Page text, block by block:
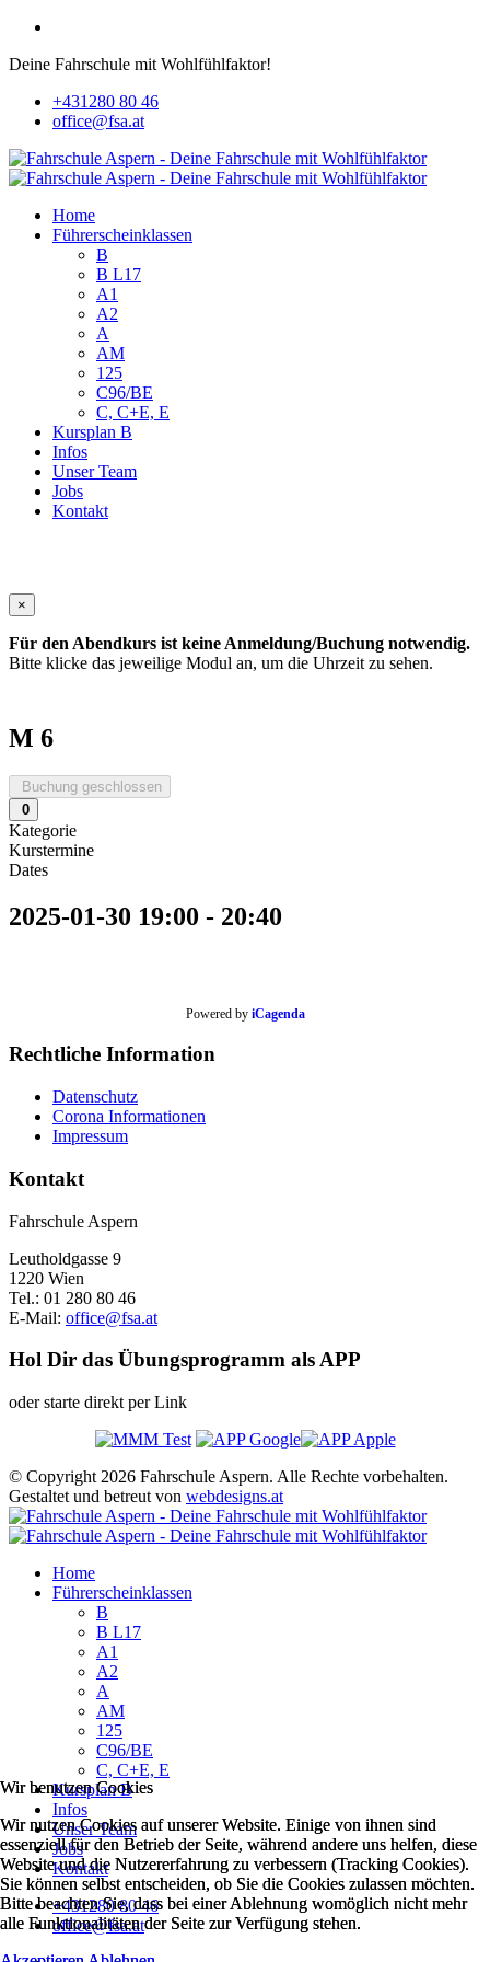
Deine Fahrschule mit Wohlfühlfaktor!
+431280 80 46
office@fsa.at
Home
Führerscheinklassen
B
B L17
A1
A2
A
AM
125
C96/BE
C, C+E, E
Kursplan B
Infos
Unser Team
Jobs
Kontakt
×
Für den Abendkurs ist keine Anmeldung/Buchung notwendig.
Bitte klicke das jeweilige Modul an, um die Uhrzeit zu sehen.
M 6
Buchung geschlossen
0
Kategorie
Kurstermine
Dates
2025-01-30 19:00 - 20:40
Powered by iCagenda
Rechtliche Information
Datenschutz
Corona Informationen
Impressum
Kontakt
Fahrschule Aspern
Leutholdgasse 9
1220 Wien
Tel.: 01 280 80 46
E-Mail: office@fsa.at
Hol Dir das Übungsprogramm als APP
oder starte direkt per Link
Wir benutzen Cookies
Wir nutzen Cookies auf unserer Website. Einige von ihnen sind
essenziell für den Betrieb der Seite, während andere uns helfen, diese
Website und die Nutzererfahrung zu verbessern (Tracking Cookies).
Sie können selbst entscheiden, ob Sie die Cookies zulassen möchten.
Bitte beachten Sie, dass bei einer Ablehnung womöglich nicht mehr
alle Funktionalitäten der Seite zur Verfügung stehen.
© Copyright 2026 Fahrschule Aspern. Alle Rechte vorbehalten.
Gestaltet und betreut von webdesigns.at
Home
Führerscheinklassen
B
B L17
A1
A2
A
AM
125
C96/BE
C, C+E, E
Kursplan B
Infos
Unser Team
Jobs
Kontakt
+431280 80 46
office@fsa.at
Wir benutzen Cookies
Wir nutzen Cookies auf unserer Website. Einige von ihnen sind
essenziell für den Betrieb der Seite, während andere uns helfen, diese
Website und die Nutzererfahrung zu verbessern (Tracking Cookies).
Sie können selbst entscheiden, ob Sie die Cookies zulassen möchten.
Bitte beachten Sie, dass bei einer Ablehnung womöglich nicht mehr
alle Funktionalitäten der Seite zur Verfügung stehen.